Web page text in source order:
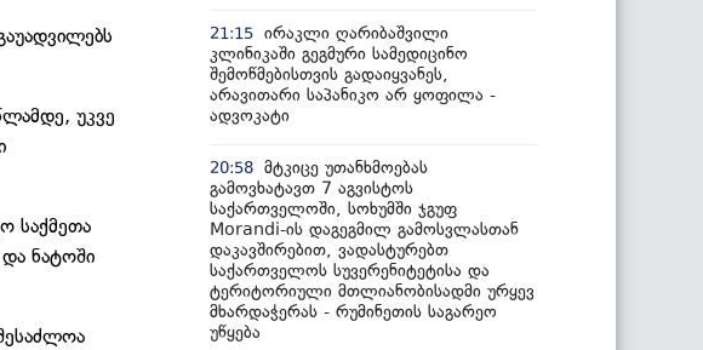
უკვე
საქმეთა
ნატოში
21:15 ირაკლი ღარიბაშვილი
კლინიკაში გეგმური სამედიცინო
შემოწმებისთვის გადაიყვანეს,
არავითარი საპანიკო არ ყოფილა -
ადვოკატი
20:58 მტკიცე უთანხმოებას
გამოვხატავთ 7 აგვისტოს
საქართველოში, სოხუმში ჯგუფ
Morandi-ის დაგეგმილ გამოსვლასთან
დაკავშირებით, ვადასტურებთ
საქართველოს სუვერენიტეტისა და
ტერიტორიული მთლიანობისადმი ურყევ
მხარდაჭერას - რუმინეთის საგარეო
უწყება